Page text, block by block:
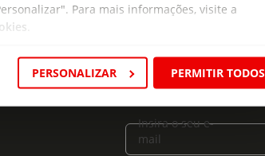
Para mais informações, visite a
PERSONALIZAR PERMITIR TODOS
Insira o seu e-
mail